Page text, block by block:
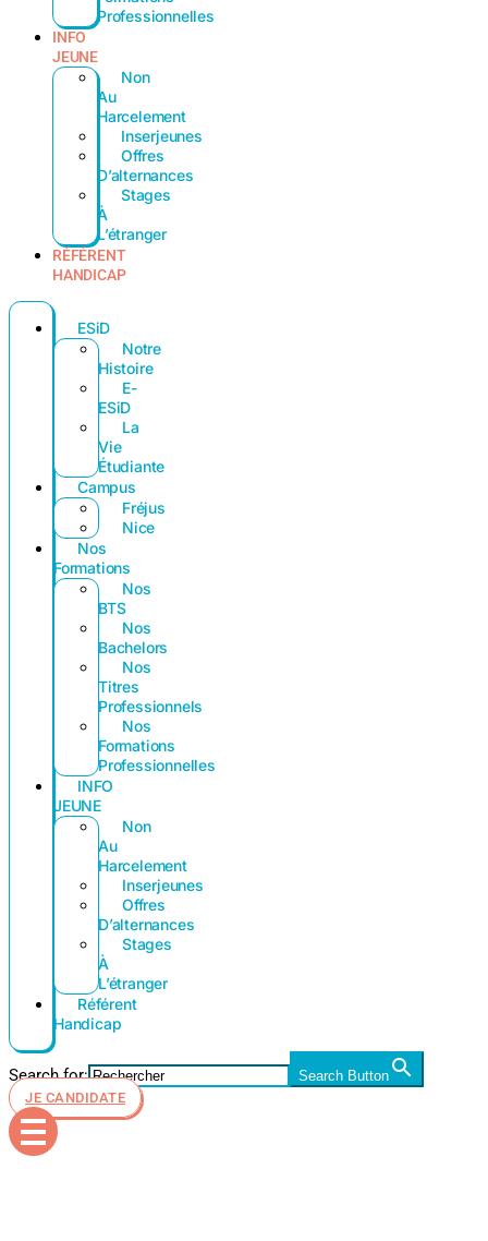
Professionnelles
INFO
JEUNE
Non
Au
Harcelement
Inserjeunes
Offres
D’alternances
Stages
À
L’étranger
RÉFÉRENT
HANDICAP
ESiD
Notre
Histoire
E-
ESiD
La
Vie
Étudiante
Campus
Fréjus
Nice
Nos
Formations
Nos
BTS
Nos
Bachelors
Nos
Titres
Professionnels
Nos
Formations
Professionnelles
INFO
JEUNE
Non
Au
Harcelement
Inserjeunes
Offres
D’alternances
Stages
À
L’étranger
Référent
Handicap
Search for:
Search Button
JE CANDIDATE